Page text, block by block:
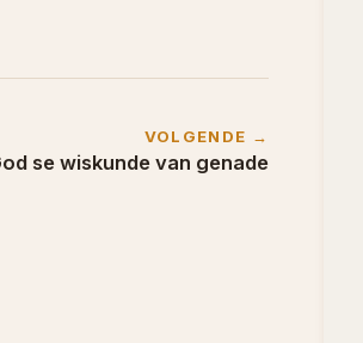
VOLGENDE →
se wiskunde van genade